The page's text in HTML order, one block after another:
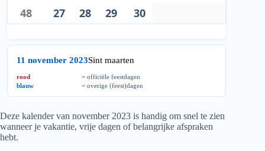
48
27 28 29 30
11 november 2023Sint maarten
rood
= officiële feestdagen
blauw
= overige (feest)dagen
Deze kalender van november 2023 is handig om snel te zien
wanneer je vakantie, vrije dagen of belangrijke afspraken
hebt.